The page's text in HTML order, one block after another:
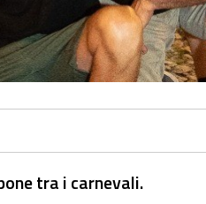
tra i carnevali.